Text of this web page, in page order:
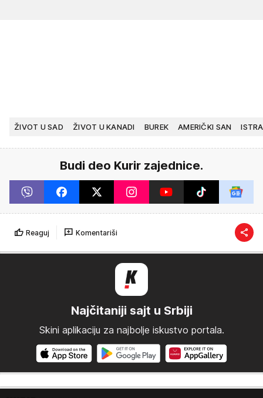
ŽIVOT U SAD ŽIVOT U KANADI BUREK AMERIČKI SAN
Budi deo Kurir zajednice.
Reaguj Komentariši
Najčitaniji sajt u Srbiji
Skini aplikaciju za najbolje iskustvo portala.